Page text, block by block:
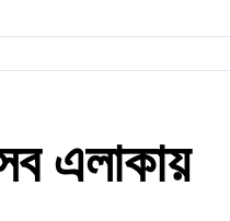
এলাকায়